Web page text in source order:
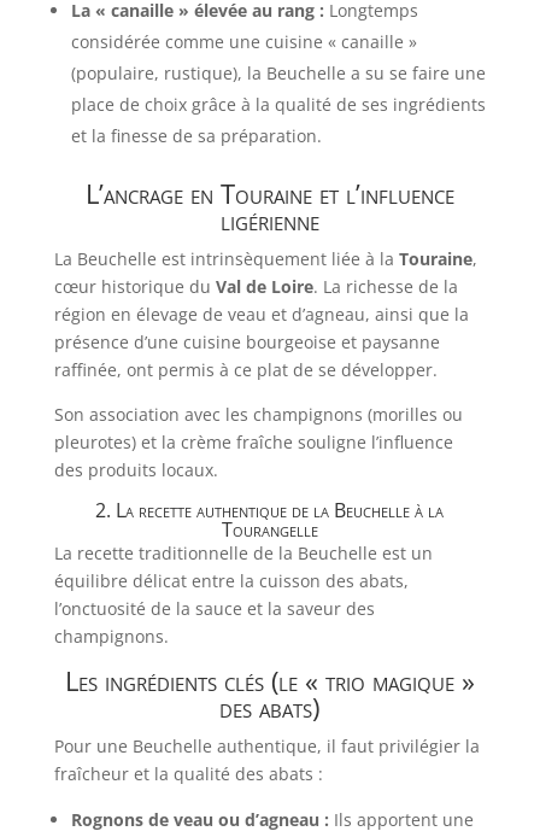
La « canaille » élevée au rang : Longtemps
considérée comme une cuisine « canaille »
(populaire, rustique), la Beuchelle a su se faire une
place de choix grâce à la qualité de ses ingrédients
et la finesse de sa préparation.
L’ancrage en Touraine et l’influence
ligérienne
La Beuchelle est intrinsèquement liée à la Touraine,
cœur historique du Val de Loire. La richesse de la
région en élevage de veau et d’agneau, ainsi que la
présence d’une cuisine bourgeoise et paysanne
raffinée, ont permis à ce plat de se développer.
Son association avec les champignons (morilles ou
pleurotes) et la crème fraîche souligne l’influence
des produits locaux.
2. La recette authentique de la Beuchelle à la
Tourangelle
La recette traditionnelle de la Beuchelle est un
équilibre délicat entre la cuisson des abats,
l’onctuosité de la sauce et la saveur des
champignons.
Les ingrédients clés (le « trio magique »
des abats)
Pour une Beuchelle authentique, il faut privilégier la
fraîcheur et la qualité des abats :
Rognons de veau ou d’agneau : Ils apportent une